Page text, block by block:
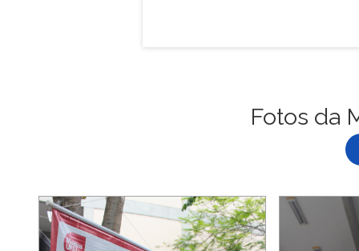
Fotos da